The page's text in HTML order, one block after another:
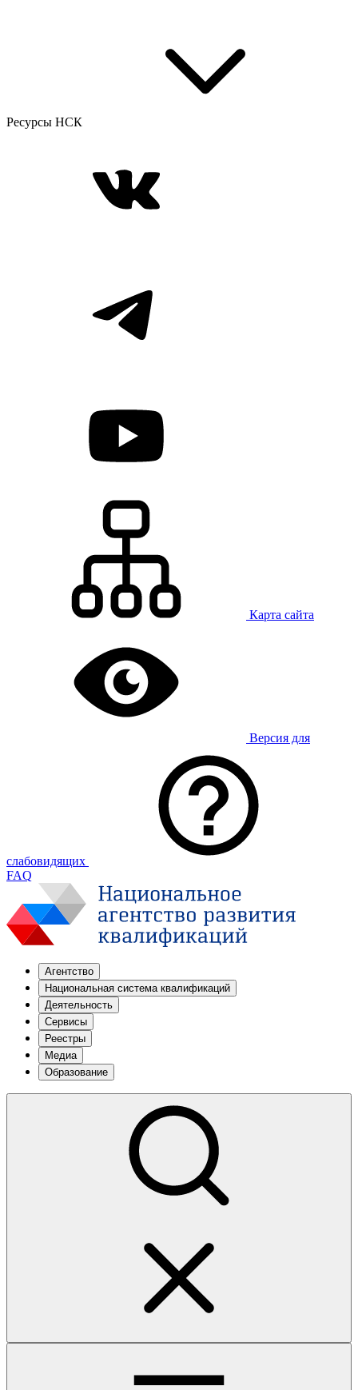
Ресурсы НСК
Карта сайта
Версия для
слабовидящих
FAQ
Агентство
Национальная система квалификаций
Деятельность
Сервисы
Реестры
Медиа
Образование